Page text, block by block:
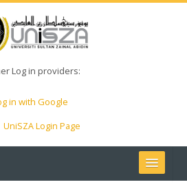
Log in providers:
in with Google
UniSZA Login Page